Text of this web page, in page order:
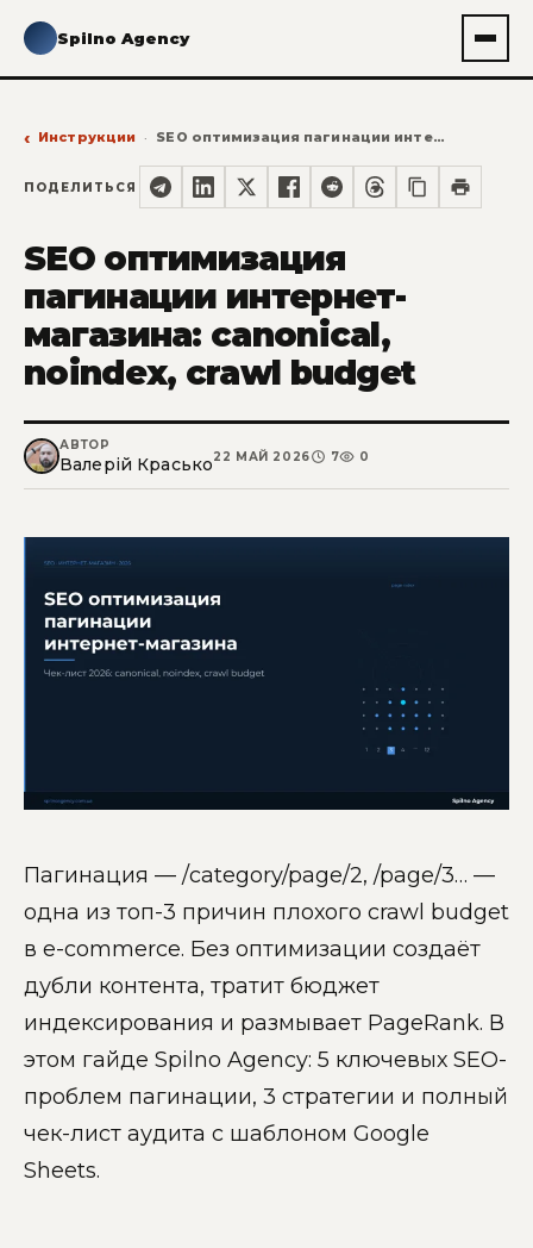
Spilno Agency
Инструкции SEO оптимизация пагинации интернет-магазина: canonical, noindex, crawl budget
ПОДЕЛИТЬСЯ
SEO оптимизация
пагинации интернет-
магазина: canonical,
noindex, crawl budget
АВТОР
Валерій Красько22 МАЙ 2026 7 0
Пагинация — /category/page/2, /page/3… —
одна из топ-3 причин плохого crawl budget
в e-commerce. Без оптимизации создаёт
дубли контента, тратит бюджет
индексирования и размывает PageRank. В
этом гайде Spilno Agency: 5 ключевых SEO-
проблем пагинации, 3 стратегии и полный
чек-лист аудита с шаблоном Google
Sheets.